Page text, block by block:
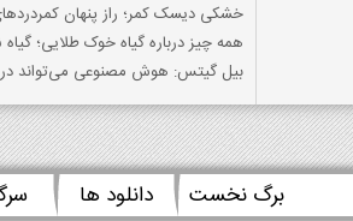
خشکی دیسک کمر؛ راز پنهان
همه چیز درباره گیاه خوک طلایی؛
بیل گیتس: هوش مصنوعی می‌تواند در یک دهه آینده
برگ نخست دانلود ها